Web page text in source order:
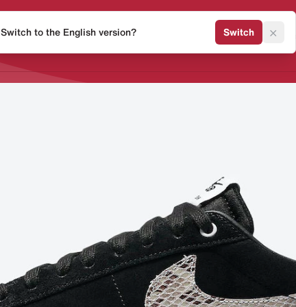
Release Kalender Sneaker
Switch to the English version? Switch ×